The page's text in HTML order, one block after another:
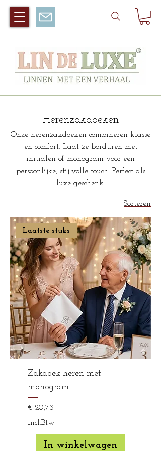
Herenzakdoeken
Onze herenzakdoeken combineren klasse
en comfort. Laat ze borduren met
initialen of monogram voor een
persoonlijke, stijlvolle touch. Perfect als
luxe geschenk.
Sorteren
Laatste stuks
Zakdoek heren met
monogram
Prijs
€ 20,73
incl.Btw
In winkelwagen